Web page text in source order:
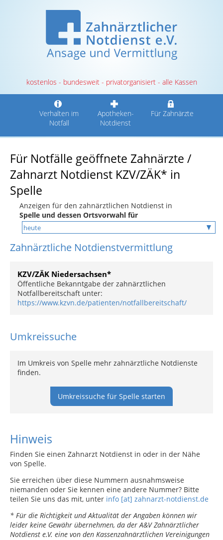
kostenlos - bundesweit - privatorganisiert - alle Kassen
Verhalten im
Notfall
Apotheken-
Notdienst
Für Zahnärzte
Für Notfälle geöffnete Zahnärzte /
Zahnarzt Notdienst KZV/ZÄK* in
Spelle
Anzeigen für den zahnärztlichen Notdienst in
Spelle und dessen Ortsvorwahl für
Zahnärztliche Notdienstvermittlung
KZV/ZÄK Niedersachsen*
Öffentliche Bekanntgabe der zahnärztlichen
Notfallbereitschaft unter:
https://www.kzvn.de/patienten/notfallbereitschaft/
Umkreissuche
Im Umkreis von Spelle mehr zahnärztliche Notdienste
finden.
Umkreissuche für Spelle starten
Hinweis
Finden Sie einen Zahnarzt Notdienst in oder in der Nähe
von Spelle.
Sie erreichen über diese Nummern ausnahmsweise
niemanden oder Sie kennen eine andere Nummer? Bitte
teilen Sie uns das mit, unter info [at] zahnarzt-notdienst.de
* Für die Richtigkeit und Aktualität der Angaben können wir
leider keine Gewähr übernehmen, da der A&V Zahnärztlicher
Notdienst e.V. eine von den Kassenzahnärztlichen Vereinigungen